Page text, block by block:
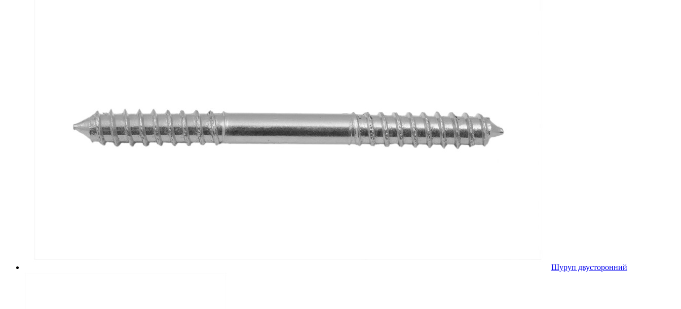
Шуруп двусторонний